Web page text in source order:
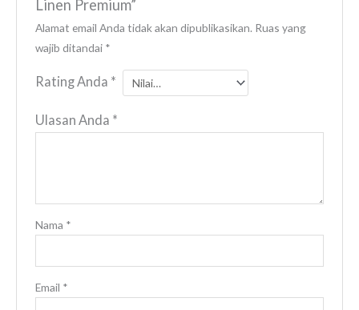
Linen Premium”
Alamat email Anda tidak akan dipublikasikan. Ruas yang
wajib ditandai *
Rating Anda *
Ulasan Anda *
Nama *
Email *